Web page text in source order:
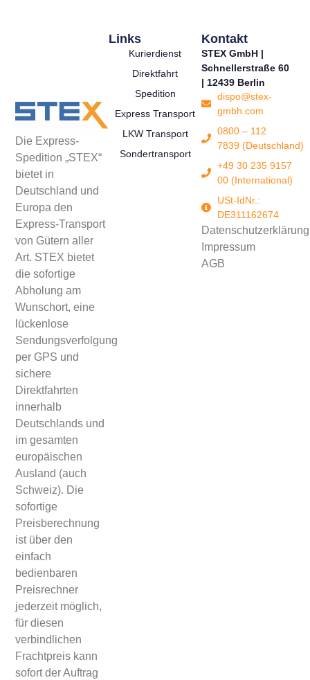
Die Express-
Spedition „STEX“
bietet in
Deutschland und
Europa den
Express-Transport
von Gütern aller
Art. STEX bietet
die sofortige
Abholung am
Wunschort, eine
lückenlose
Sendungsverfolgung
per GPS und
sichere
Direktfahrten
innerhalb
Deutschlands und
im gesamten
europäischen
Ausland (auch
Schweiz). Die
sofortige
Preisberechnung
ist über den
einfach
bedienbaren
Preisrechner
jederzeit möglich,
für diesen
verbindlichen
Frachtpreis kann
sofort der Auftrag
Links
Kurierdienst
Direktfahrt
Spedition
Express Transport
LKW Transport
Sondertransport
Kontakt
STEX GmbH |
Schnellerstraße 60
| 12439 Berlin
dispo@stex-
gmbh.com
0800 – 112
7839 (Deutschland)
+49 30 235 9157
00 (International)
USt-IdNr.:
DE311162674
Datenschutzerklärung
Impressum
AGB